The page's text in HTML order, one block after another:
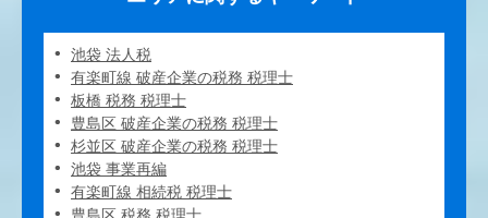
池袋 法人税
有楽町線 破産企業の税務 税理士
板橋 税務 税理士
豊島区 破産企業の税務 税理士
杉並区 破産企業の税務 税理士
池袋 事業再編
有楽町線 相続税 税理士